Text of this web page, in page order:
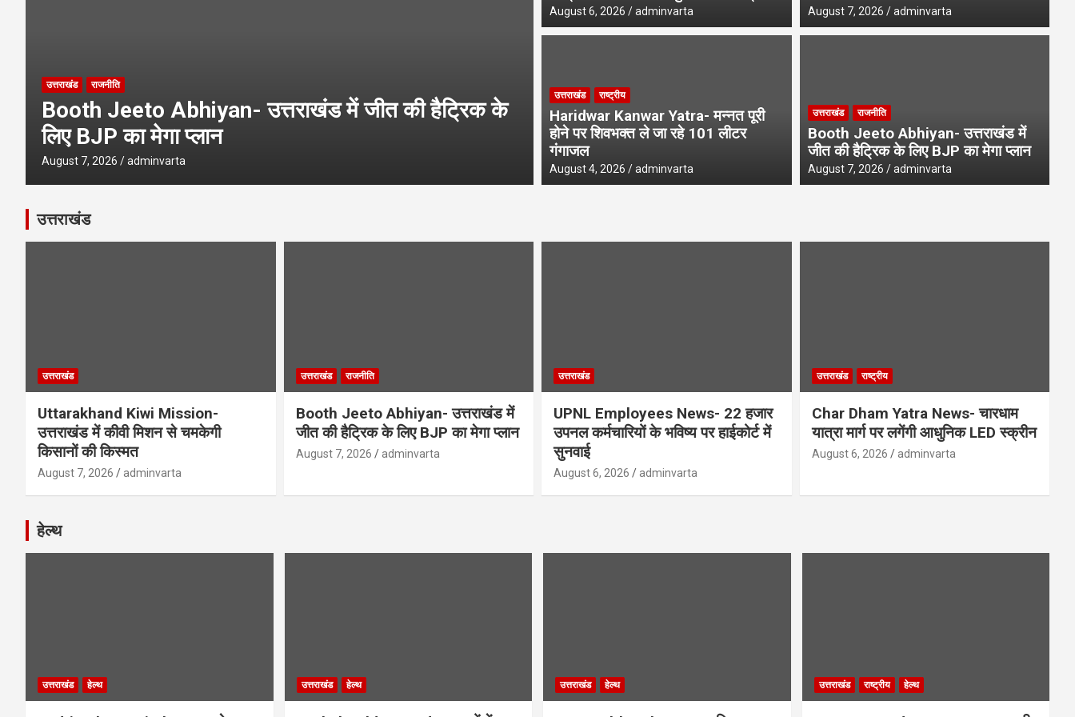
उत्तराखंड राजनीति
Booth Jeeto Abhiyan- उत्तराखंड में जीत की हैट्रिक के
लिए BJP का मेगा प्लान
August 7, 2026 adminvarta
उत्तराखंड
UPNL Employees News- 22 हजार उपनल कर्मचारियों
के भविष्य पर हाईकोर्ट में सुनवाई
August 6, 2026 adminvarta
उत्तराखंड राष्ट्रीय
Haridwar Kanwar Yatra- मन्नत पूरी
होने पर शिवभक्त ले जा रहे 101 लीटर
गंगाजल
August 4, 2026 adminvarta
August 7, 2026 adminvarta
उत्तराखंड राजनीति
Booth Jeeto Abhiyan- उत्तराखंड में
जीत की हैट्रिक के लिए BJP का मेगा प्लान
August 7, 2026 adminvarta
उत्तराखंड
उत्तराखंड
Uttarakhand Kiwi Mission-
उत्तराखंड में कीवी मिशन से चमकेगी
किसानों की किस्मत
August 7, 2026 adminvarta
उत्तराखंड राजनीति
Booth Jeeto Abhiyan- उत्तराखंड में
जीत की हैट्रिक के लिए BJP का मेगा प्लान
August 7, 2026 adminvarta
उत्तराखंड
UPNL Employees News- 22 हजार
उपनल कर्मचारियों के भविष्य पर हाईकोर्ट में
सुनवाई
August 6, 2026 adminvarta
उत्तराखंड राष्ट्रीय
Char Dham Yatra News- चारधाम
यात्रा मार्ग पर लगेंगी आधुनिक LED स्क्रीन
August 6, 2026 adminvarta
हेल्थ
उत्तराखंड हेल्थ उत्तराखंड हेल्थ उत्तराखंड हेल्थ उत्तराखंड राष्ट्रीय हेल्थ